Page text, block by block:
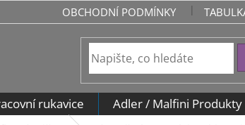
OBCHODNÍ PODMÍNKY
rukavice Adler / Malfini Produkty